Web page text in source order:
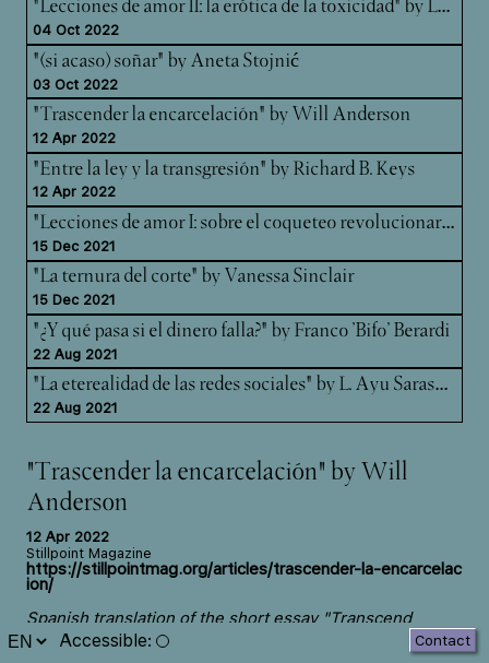
Contact
Accessible:
04 Oct 2022
"(si acaso) soñar" by Aneta Stojnić
03 Oct 2022
"Trascender la encarcelación" by Will Anderson
12 Apr 2022
"Entre la ley y la transgresión" by Richard B. Keys
12 Apr 2022
"Le
cciones de amor I: sobre el coqueteo revolucionario" by Luce deLire.
15 Dec 2021
"La ternura del corte" by Vanessa Sinclair
15 Dec 2021
"¿Y qué pasa si el dinero falla?" by Franco 'Bifo' Berardi
22 Aug 2021
"La
eterealidad de las redes sociales" by L. Ayu Saraswati
22 Aug 2021
"Trascender la encarcelación" by Will
Anderson
12 Apr 2022
Stillpoint Magazine
https://stillpointmag.org/articles/trascender-la-encarcelac
ion/
Spanish translation of the short essay "Transcend
Incarceration" by Will Anderson, published in Stillpoint